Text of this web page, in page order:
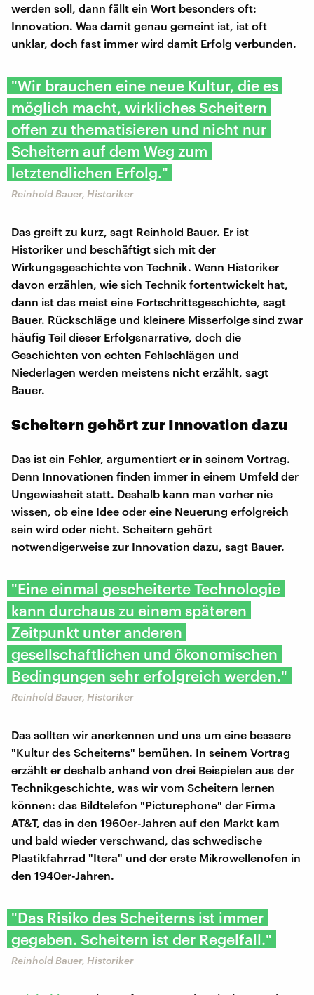
werden soll, dann fällt ein Wort besonders oft:
Innovation. Was damit genau gemeint ist, ist oft
unklar, doch fast immer wird damit Erfolg verbunden.
"Wir brauchen eine neue Kultur, die es
möglich macht, wirkliches Scheitern
offen zu thematisieren und nicht nur
Scheitern auf dem Weg zum
letztendlichen Erfolg."
Reinhold Bauer, Historiker
Das greift zu kurz, sagt Reinhold Bauer. Er ist
Historiker und beschäftigt sich mit der
Wirkungsgeschichte von Technik. Wenn Historiker
davon erzählen, wie sich Technik fortentwickelt hat,
dann ist das meist eine Fortschrittsgeschichte, sagt
Bauer. Rückschläge und kleinere Misserfolge sind zwar
häufig Teil dieser Erfolgsnarrative, doch die
Geschichten von echten Fehlschlägen und
Niederlagen werden meistens nicht erzählt, sagt
Bauer.
Scheitern gehört zur Innovation dazu
Das ist ein Fehler, argumentiert er in seinem Vortrag.
Denn Innovationen finden immer in einem Umfeld der
Ungewissheit statt. Deshalb kann man vorher nie
wissen, ob eine Idee oder eine Neuerung erfolgreich
sein wird oder nicht. Scheitern gehört
notwendigerweise zur Innovation dazu, sagt Bauer.
"Eine einmal gescheiterte Technologie
kann durchaus zu einem späteren
Zeitpunkt unter anderen
gesellschaftlichen und ökonomischen
Bedingungen sehr erfolgreich werden."
Reinhold Bauer, Historiker
Das sollten wir anerkennen und uns um eine bessere
"Kultur des Scheiterns" bemühen. In seinem Vortrag
erzählt er deshalb anhand von drei Beispielen aus der
Technikgeschichte, was wir vom Scheitern lernen
können: das Bildtelefon "Picturephone" der Firma
AT&T, das in den 1960er-Jahren auf den Markt kam
und bald wieder verschwand, das schwedische
Plastikfahrrad "Itera" und der erste Mikrowellenofen in
den 1940er-Jahren.
"Das Risiko des Scheiterns ist immer
gegeben. Scheitern ist der Regelfall."
Reinhold Bauer, Historiker